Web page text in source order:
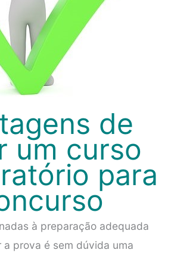
de
um curso
para
à preparação adequada
a prova é sem dúvida uma